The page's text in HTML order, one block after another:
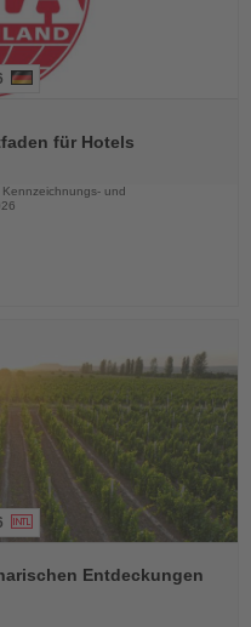
für Hotels
und
Entdeckungen